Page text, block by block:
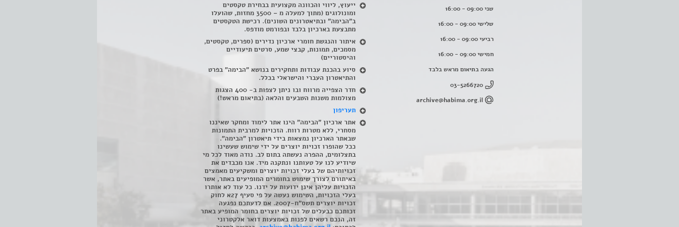
שני 09:00 - 16:00
שלישי 09:00 - 16:00
רביעי 09:00 - 16:00
חמישי 09:00 - 16:00
הגעה בתיאום מראש בלבד
03-5266720
archive@habima.org.il
ייעוץ, ליווי והכוונה מקצועית בבחירת טקסטים
ומונולוגים (מתוך למעלה מ – 3500 מחזות, שהועלו
ב"הבימה" ובתיאטרונים השונים). רכישת הטקסטים
מתבצעת בארכיון בלבד ובפורמט מודפס.
איתור והנגשת חומרי ארכיון נדירים (ספרים, טקסטים,
מסמכים, תמונות, קבצי שמע, סרטים תיעודיים
והיסטוריים)
סיוע בהכנת עבודות ותחקירים בנושא "הבימה" בפרט
והתיאטרון העברי והישראלי בכלל.
חדר הצפייה מרווח ובו ניתן לצפות ב- 400 הצגות
מצולמות משנות השבעים והלאה (בתיאום מראש!)
תעריפון
אתר ארכיון "הבימה" הינו אתר לימוד ומחקר שאיננו
מסחרי, ללא מטרות רווח. הזכויות למרבית התמונות
שבאתר הארכיון נמצאות בידי תיאטרון "הבימה".
ככל שהופרו זכויות יוצרים על ידי שימוש שעשינו
בתצלומים, ההפרה נעשתה בתום לב. נודה מאוד לכל מי
שיודיע לנו על טעותנו ונתקנה מיד. אנו מכבדים את
זכויותיהם של בעלי זכויות יוצרים ומשקיעים מאמצים
באיתורם לצורך שימוש בחומרים המופיעים באתר, אשר
הזכויות עליהן אינן ידועות על ידנו. כל עוד לא אותרו
בעלי הזכויות, השימוש נעשה על פי סעיף 27א לחוק
זכויות יוצרים תשס"ח-2007. אם לדעתכם נפגעה
זכותכם כבעלים של זכויות יוצרים בחומר המופיע באתר
זה, הנכם רשאים לפנות באמצעות דואר אלקטרוני